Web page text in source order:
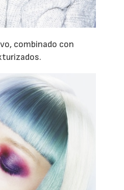
combinado con